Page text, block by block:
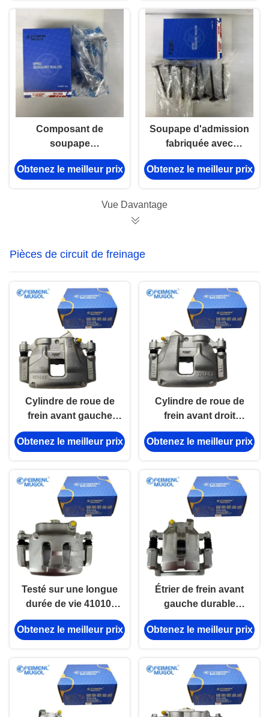
de transmission
manuelle
Composant de
soupape
d'échappement
moteur axé sur la
1007012XED95 pour
stabilité maximales.
Obtenez le meilleur prix
Soupape d'admission
fabriquée avec
précision
1007011XED95 pour
Boîte complète de 8
Obtenez le meilleur prix
Vue Davantage
Pièces de circuit de freinage
Cylindre de roue de
frein avant gauche
robuste 6C11-2B119-
AF pour Ford V348,
Obtenez le meilleur prix
Cylindre de roue de
frein avant droit
avancé 6C11-
2B118AE pour Ford
Obtenez le meilleur prix
Testé sur une longue
durée de vie 41010-
56G08B étrier de frein
avant droit pour
motrices
Obtenez le meilleur prix
Étrier de frein avant
gauche durable
41001-57G08 pour les
modèles Nissan D21
les applications
robustes.
Obtenez le meilleur prix